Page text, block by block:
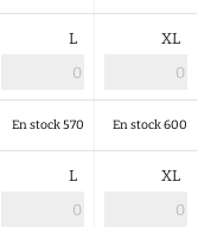
L XL
En stock 570 En stock 600
L XL